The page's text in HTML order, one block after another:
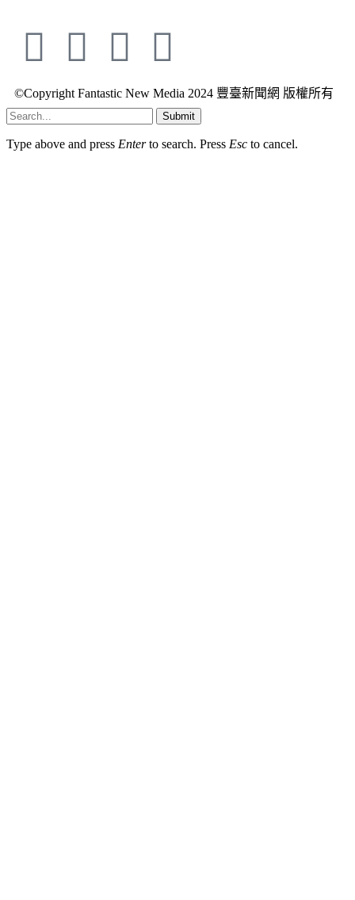
©Copyright Fantastic New Media 2024 豐臺新聞網 版權所有
Submit
Type above and press Enterto search. Press Esc to cancel.